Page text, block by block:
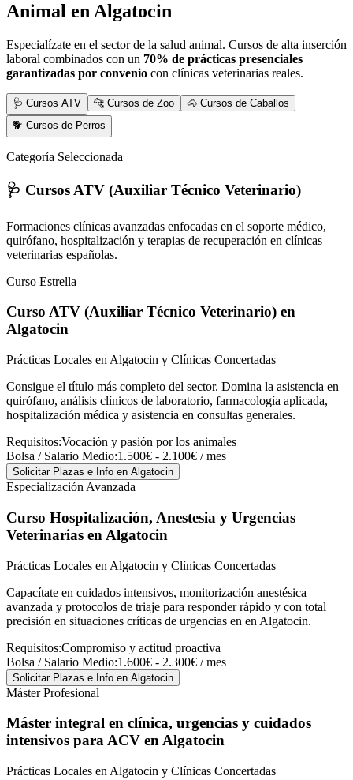
Animal en Algatocin
Especialízate en el sector de la salud animal. Cursos de alta inserción
laboral combinados con un 70% de prácticas presenciales
garantizadas por convenio con clínicas veterinarias reales.
🩺 Cursos ATV 🐆 Cursos de Zoo
🐴 Cursos de Caballos
🐕 Cursos de Perros
Categoría Seleccionada
🩺 Cursos ATV (Auxiliar Técnico Veterinario)
Formaciones clínicas avanzadas enfocadas en el soporte médico,
quirófano, hospitalización y terapias de recuperación en clínicas
veterinarias españolas.
Curso Estrella
Curso ATV (Auxiliar Técnico Veterinario) en
Algatocin
Prácticas Locales en Algatocin y Clínicas Concertadas
Consigue el título más completo del sector. Domina la asistencia en
quirófano, análisis clínicos de laboratorio, farmacología aplicada,
hospitalización médica y asistencia en consultas generales.
Requisitos:Vocación y pasión por los animales
Bolsa / Salario Medio:1.500€ - 2.100€ / mes
Solicitar Plazas e Info en Algatocin
Especialización Avanzada
Curso Hospitalización, Anestesia y Urgencias
Veterinarias en Algatocin
Prácticas Locales en Algatocin y Clínicas Concertadas
Capacítate en cuidados intensivos, monitorización anestésica
avanzada y protocolos de triaje para responder rápido y con total
precisión en situaciones críticas de urgencias en en Algatocin.
Requisitos:Compromiso y actitud proactiva
Bolsa / Salario Medio:1.600€ - 2.300€ / mes
Solicitar Plazas e Info en Algatocin
Máster Profesional
Máster integral en clínica, urgencias y cuidados
intensivos para ACV en Algatocin
Prácticas Locales en Algatocin y Clínicas Concertadas